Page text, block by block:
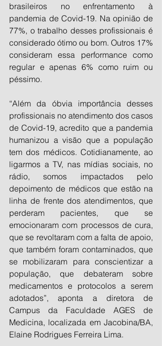
brasileiros no enfrentamento à
pandemia de Covid-19. Na opinião de
77%, o trabalho desses profissionais é
considerado ótimo ou bom. Outros 17%
consideram essa performance como
regular e apenas 6% como ruim ou
péssimo.
“Além da óbvia importância desses
profissionais no atendimento dos casos
de Covid-19, acredito que a pandemia
humanizou a visão que a população
tem dos médicos. Cotidianamente, ao
ligarmos a TV, nas mídias sociais, no
rádio, somos impactados pelo
depoimento de médicos que estão na
linha de frente dos atendimentos, que
perderam pacientes, que se
emocionaram com processos de cura,
que se revoltaram com a falta de apoio,
que também foram contaminados, que
se mobilizaram para conscientizar a
população, que debateram sobre
medicamentos e protocolos a serem
adotados”, aponta a diretora de
Campus da Faculdade AGES de
Medicina, localizada em Jacobina/BA,
Elaine Rodrigues Ferreira Lima.